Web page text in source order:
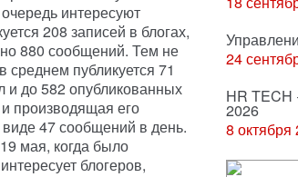
интересуют
208 записей в блогах,
880 сообщений. Тем не
среднем публикуется 71
и до 582 опубликованных
производящая его
47 сообщений в день.
мая, когда было
блогеров,
24
HR
2026
8 октября